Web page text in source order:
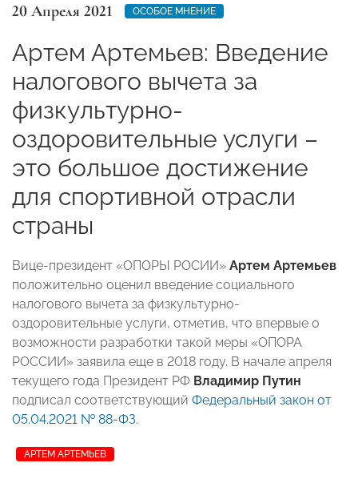
20 Апреля 2021 ОСОБОЕ МНЕНИЕ
Артем Артемьев: Введение
налогового вычета за
физкультурно-
оздоровительные услуги –
это большое достижение
для спортивной отрасли
страны
Вице-президент «ОПОРЫ РОСИИ» Артем Артемьев
положительно оценил введение социального
налогового вычета за физкультурно-
оздоровительные услуги, отметив, что впервые о
возможности разработки такой меры «ОПОРА
РОССИИ» заявила еще в 2018 году. В начале апреля
текущего года Президент РФ Владимир Путин
подписал соответствующий Федеральный закон от
05.04.2021 № 88-ФЗ.
АРТЕМ АРТЕМЬЕВ